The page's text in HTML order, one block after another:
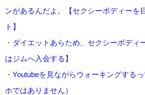
ンがあるんだよ。【セクシーボディーを
ト】
・ ダイエットあらため、セクシーボディ
はジムへ入会する】
・ Youtubeを見ながらウォーキングする
ホではありません）